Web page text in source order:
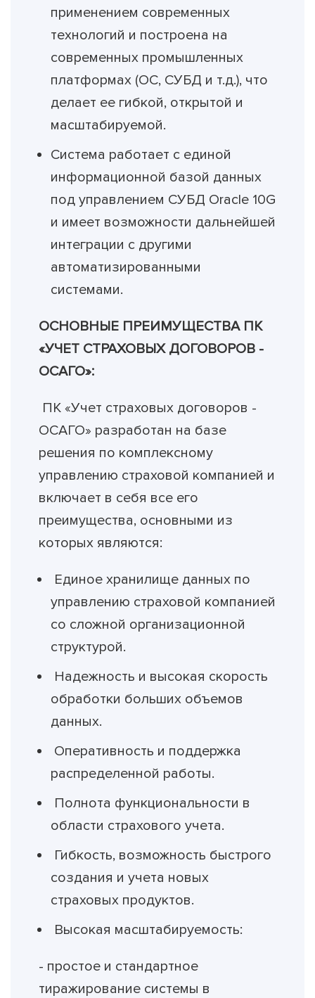
применением современных
технологий и построена на
современных промышленных
платформах (ОС, СУБД и т.д.), что
делает ее гибкой, открытой и
масштабируемой.
Система работает с единой
информационной базой данных
под управлением СУБД Oracle 10G
и имеет возможности дальнейшей
интеграции с другими
автоматизированными
системами.
ОСНОВНЫЕ ПРЕИМУЩЕСТВА ПК
«УЧЕТ СТРАХОВЫХ ДОГОВОРОВ -
ОСАГО»:
ПК «Учет страховых договоров -
ОСАГО» разработан на базе
решения по комплексному
управлению страховой компанией и
включает в себя все его
преимущества, основными из
которых являются:
Единое хранилище данных по
управлению страховой компанией
со сложной организационной
структурой.
Надежность и высокая скорость
обработки больших объемов
данных.
Оперативность и поддержка
распределенной работы.
Полнота функциональности в
области страхового учета.
Гибкость, возможность быстрого
создания и учета новых
страховых продуктов.
Высокая масштабируемость:
- простое и стандартное
тиражирование системы в